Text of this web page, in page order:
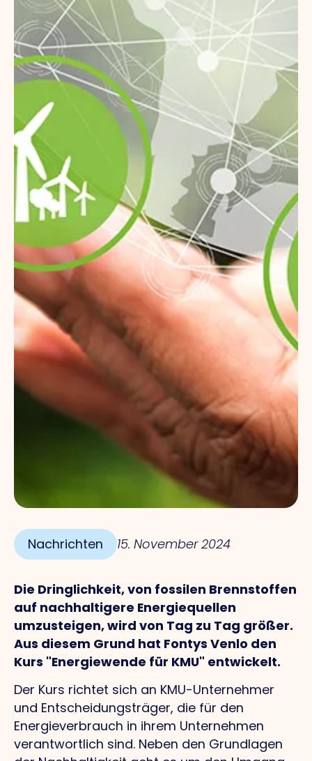
Nachrichten 15. November 2024
Die Dringlichkeit, von fossilen Brennstoffen
auf nachhaltigere Energiequellen
umzusteigen, wird von Tag zu Tag größer.
Aus diesem Grund hat Fontys Venlo den
Kurs "Energiewende für KMU" entwickelt.
Der Kurs richtet sich an KMU-Unternehmer
und Entscheidungsträger, die für den
Energieverbrauch in ihrem Unternehmen
verantwortlich sind. Neben den Grundlagen